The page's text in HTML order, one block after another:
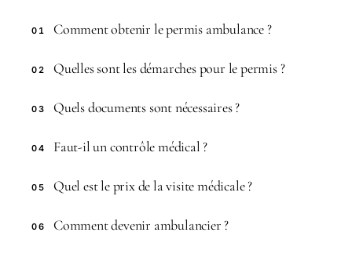
01 Comment obtenir le permis ambulance ?
02 Quelles sont les démarches pour le permis ?
03 Quels documents sont nécessaires ?
04 Faut-il un contrôle médical ?
05 Quel est le prix de la visite médicale ?
06 Comment devenir ambulancier ?